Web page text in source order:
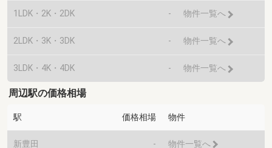
1LDK・2K・2DK - 物件一覧へ
2LDK・3K・3DK - 物件一覧へ
3LDK・4K・4DK - 物件一覧へ
周辺駅の価格相場
駅 価格相場 物件
新豊田 - 物件一覧へ